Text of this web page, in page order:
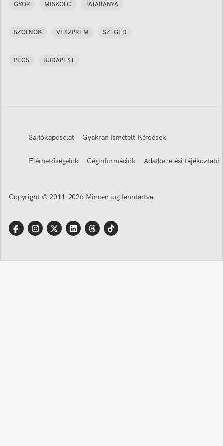
GYŐR MISKOLC TATABÁNYA
SZOLNOK VESZPRÉM SZEGED
PÉCS BUDAPEST
Sajtókapcsolat Gyakran Ismételt Kérdések
Elérhetőségeink Céginformációk Adatkezelési tájékoztató
Copyright © 2011-2026 Minden jog fenntartva